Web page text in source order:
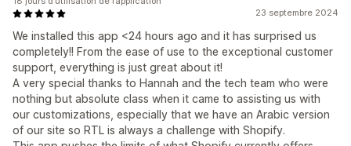
23 septembre 2024
We installed this app <24 hours ago and it has surprised us
completely!! From the ease of use to the exceptional customer
support, everything is just great about it!
A very special thanks to Hannah and the tech team who were
nothing but absolute class when it came to assisting us with
our customizations, especially that we have an Arabic version
of our site so RTL is always a challenge with Shopify.